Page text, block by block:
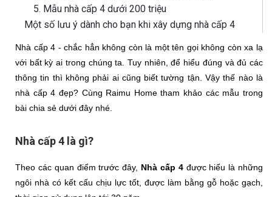
5. Mẫu nhà cấp 4 dưới 200 triệu
Một số lưu ý dành cho bạn khi xây dựng nhà cấp 4
Nhà cấp 4 - chắc hẳn không còn là một tên gọi không còn xa lạ
với bất kỳ ai trong chúng ta. Tuy nhiên, để hiểu đúng và đủ các
thông tin thì không phải ai cũng biết tường tận. Vậy thế nào là
nhà cấp 4 đẹp? Cùng Raimu Home tham khảo các mẫu trong
bài chia sẻ dưới đây nhé.
Nhà cấp 4 là gì?
Theo các quan điểm trước đây, Nhà cấp 4 được hiểu là những
ngôi nhà có kết cấu chịu lực tốt, được làm bằng gỗ hoặc gạch,